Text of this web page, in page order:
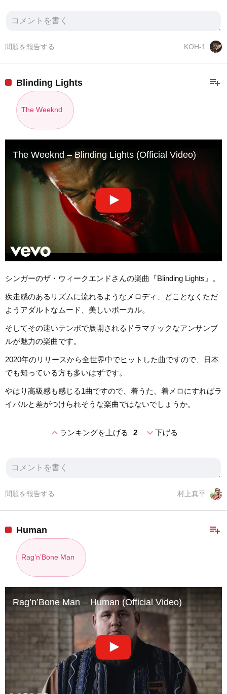
KOH-1
問題を報告する
playlist_add
Blinding Lights
The Weeknd
The Weeknd – Blinding Lights (Official Video)
シンガーのザ・ウィークエンドさんの楽曲『Blinding Lights』。
疾走感のあるリズムに流れるようなメロディ、どことなくただ
ようアダルトなムード、美しいボーカル。
そしてその速いテンポで展開されるドラマチックなアンサンブ
ルが魅力の楽曲です。
2020年のリリースから全世界中でヒットした曲ですので、日本
でも知っている方も多いはずです。
やはり高級感も感じる1曲ですので、着うた、着メロにすればラ
イバルと差がつけられそうな楽曲ではないでしょうか。
expand_lessランキングを上げる 2 expand_more下げる
村上真平
問題を報告する
playlist_add
Human
Rag’n’Bone Man
Rag’n’Bone Man – Human (Official Video)